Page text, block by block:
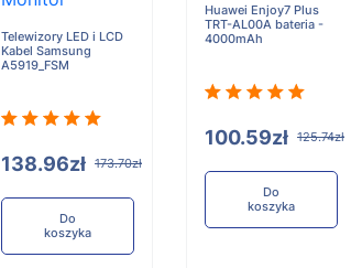
Telewizory LED i LCD
Kabel Samsung
A5919_FSM
138.96zł 173.70zł
Do
koszyka
Huawei Enjoy7 Plus
TRT-AL00A bateria -
4000mAh
100.59zł 125.74zł
Do
koszyka